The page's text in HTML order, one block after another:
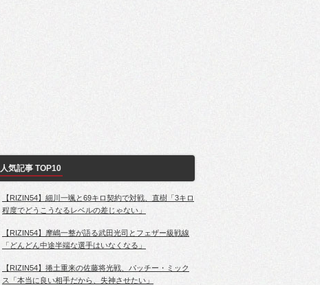
人気記事 TOP10
【RIZIN54】細川一颯と69キロ契約で対戦、直樹「3キロ
程度でどうこうなるレベルの差じゃない」
【RIZIN54】摩嶋一整が語る武田光司とフェザー級戦線
「どんどん中途半端な選手はいなくなる」
【RIZIN54】捲土重来の佐藤将光戦、パッチー・ミック
ス「本当に良い相手だから、失神させたい」